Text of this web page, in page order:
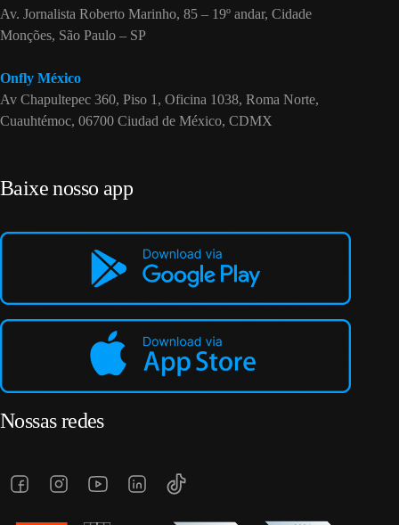
Av. Jornalista Roberto Marinho, 85 – 19º andar, Cidade
Monções, São Paulo – SP
Onfly México
Av Chapultepec 360, Piso 1, Oficina 1038, Roma Norte,
Cuauhtémoc, 06700 Ciudad de México, CDMX
Baixe nosso app
Nossas redes